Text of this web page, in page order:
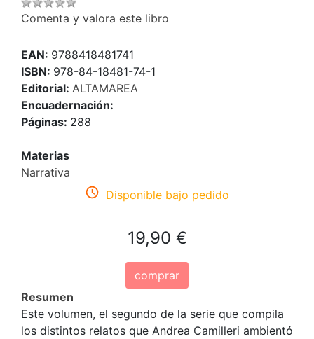
Comenta y valora este libro
EAN: 9788418481741
ISBN: 978-84-18481-74-1
Editorial: ALTAMAREA
Encuadernación:
Páginas: 288
Materias
Narrativa
Disponible bajo pedido
19,90 €
comprar
Resumen
Este volumen, el segundo de la serie que compila
los distintos relatos que Andrea Camilleri ambientó